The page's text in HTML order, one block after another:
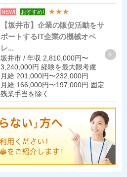
NEW! おすすめ! ★★★
【坂井市】企業の販促活動をサ
ポートするIT企業の機械オペ
レ...
坂井市 / 年収 2,810,000円〜
3,240,000円 経験を最大限考慮
月給 201,000円〜232,000円
月給 166,000円〜197,000円 固定
残業手当を除く